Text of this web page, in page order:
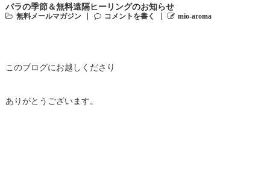
バラの季節＆無料遠隔ヒーリングのお知らせ
無料メールマガジン コメントを書く mio-aroma
このブログにお越しくださり
ありがとうございます。